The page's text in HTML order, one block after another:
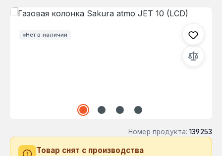
Нет в наличии
Пропустить галерею изображений
Номер продукта: 139253
Товар снят с производства